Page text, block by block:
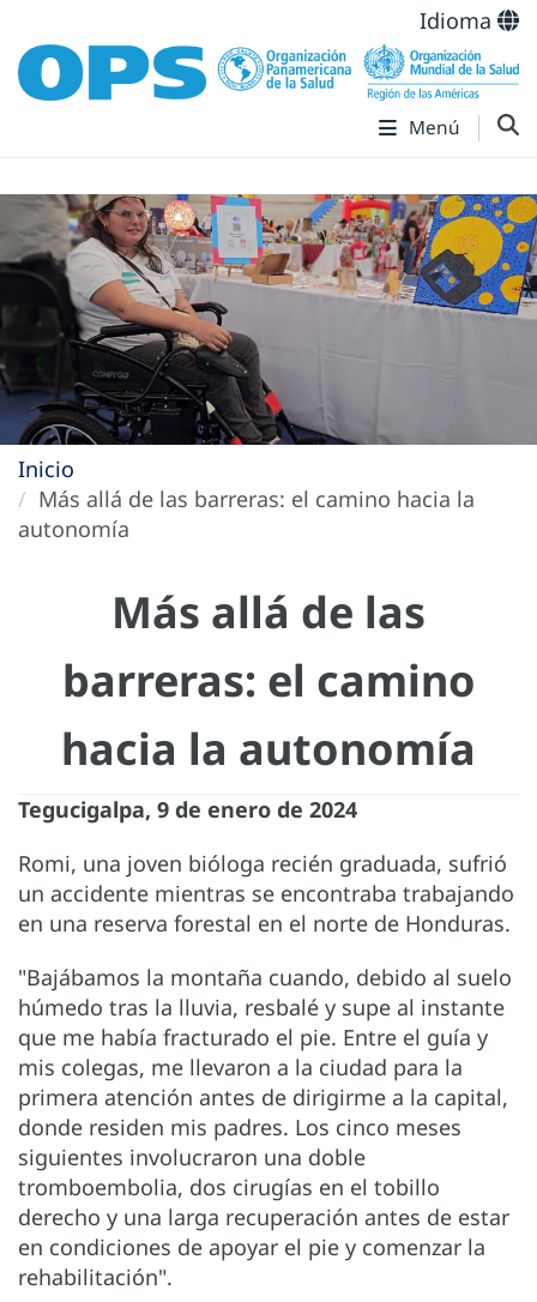
Idioma
Menú
Inicio
Más allá de las barreras: el camino hacia la
autonomía
Más allá de las
barreras: el camino
hacia la autonomía
Tegucigalpa, 9 de enero de 2024
Romi, una joven bióloga recién graduada, sufrió
un accidente mientras se encontraba trabajando
en una reserva forestal en el norte de Honduras.
"Bajábamos la montaña cuando, debido al suelo
húmedo tras la lluvia, resbalé y supe al instante
que me había fracturado el pie. Entre el guía y
mis colegas, me llevaron a la ciudad para la
primera atención antes de dirigirme a la capital,
donde residen mis padres. Los cinco meses
siguientes involucraron una doble
tromboembolia, dos cirugías en el tobillo
derecho y una larga recuperación antes de estar
en condiciones de apoyar el pie y comenzar la
rehabilitación".